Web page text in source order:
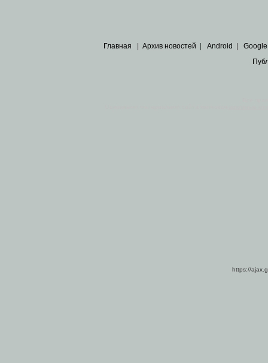
Главная Архив новостей Android Google
https://